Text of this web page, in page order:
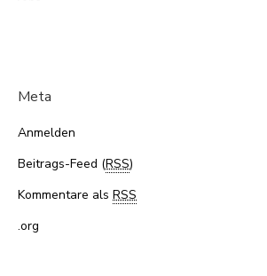
Meta
Anmelden
Beitrags-Feed (RSS)
Kommentare als RSS
.org